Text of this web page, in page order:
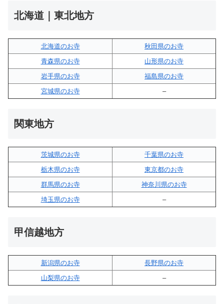
北海道｜東北地方
北海道のお寺
秋田県のお寺
青森県のお寺
山形県のお寺
岩手県のお寺
福島県のお寺
宮城県のお寺
–
関東地方
茨城県のお寺
千葉県のお寺
栃木県のお寺
東京都のお寺
群馬県のお寺
神奈川県のお寺
埼玉県のお寺
–
甲信越地方
新潟県のお寺
長野県のお寺
山梨県のお寺
–